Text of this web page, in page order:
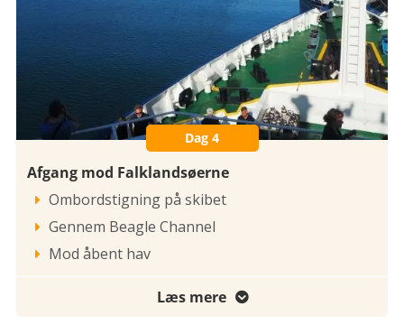
Dag 4
Afgang mod Falklandsøerne
 Ombordstigning på skibet
 Gennem Beagle Channel
 Mod åbent hav
Læs mere 